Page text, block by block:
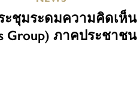
ะชุมระดมความคิดเห็น
Group) ภาคประชาชน